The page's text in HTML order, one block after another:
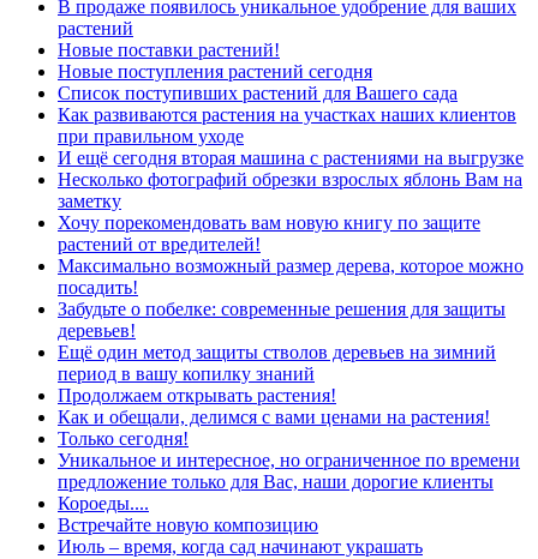
В продаже появилось уникальное удобрение для ваших
растений
Новые поставки растений!
Новые поступления растений сегодня
Список поступивших растений для Вашего сада
Как развиваются растения на участках наших клиентов
при правильном уходе
И ещё сегодня вторая машина с растениями на выгрузке
Несколько фотографий обрезки взрослых яблонь Вам на
заметку
Хочу порекомендовать вам новую книгу по защите
растений от вредителей!
Максимально возможный размер дерева, которое можно
посадить!
Забудьте о побелке: современные решения для защиты
деревьев!
Ещё один метод защиты стволов деревьев на зимний
период в вашу копилку знаний
Продолжаем открывать растения!
Как и обещали, делимся с вами ценами на растения!
Только сегодня!
Уникальное и интересное, но ограниченное по времени
предложение только для Вас, наши дорогие клиенты
Короеды....
Встречайте новую композицию
Июль – время, когда сад начинают украшать